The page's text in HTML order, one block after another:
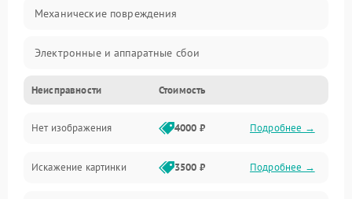
Механические повреждения
Электронные и аппаратные сбои
Неисправности сенсора и оптики
Программные ошибки
Электропитание
Неисправности Стоимость
Нет изображения 4000 ₽ Подробнее →
Искажение картинки 3500 ₽ Подробнее →